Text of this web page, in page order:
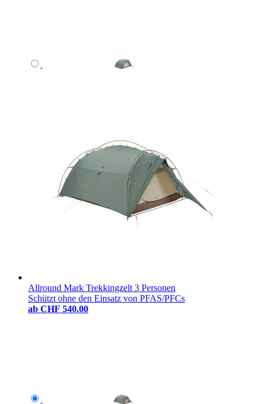
Allround Mark Trekkingzelt 3 Personen
Schützt ohne den Einsatz von PFAS/PFCs
ab CHF 540.00